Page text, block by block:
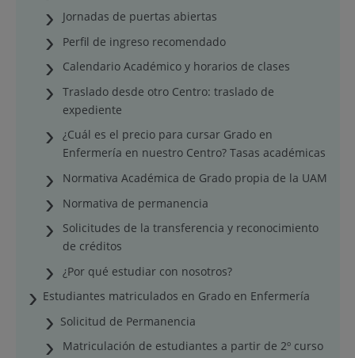
Jornadas de puertas abiertas
Perfil de ingreso recomendado
Calendario Académico y horarios de clases
Traslado desde otro Centro: traslado de
expediente
¿Cuál es el precio para cursar Grado en
Enfermería en nuestro Centro? Tasas académicas
Normativa Académica de Grado propia de la UAM
Normativa de permanencia
Solicitudes de la transferencia y reconocimiento
de créditos
¿Por qué estudiar con nosotros?
Estudiantes matriculados en Grado en Enfermería
Solicitud de Permanencia
Matriculación de estudiantes a partir de 2º curso